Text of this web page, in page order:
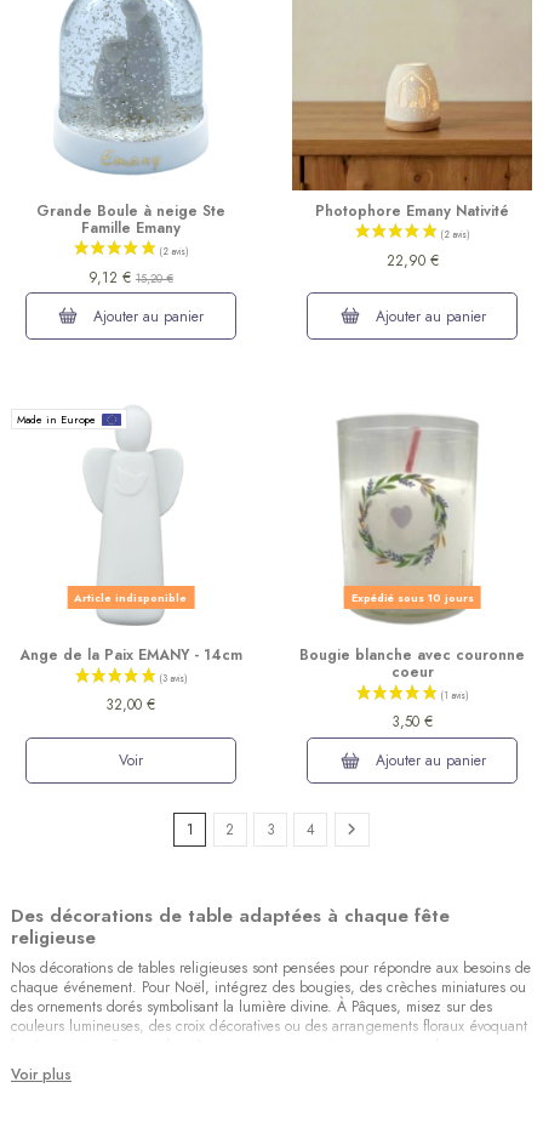
Grande Boule à neige Ste
Famille Emany
9,12 € 15,20 €
Ajouter au panier
Photophore Emany Nativité
22,90 €
Ajouter au panier
Made in Europe
Article indisponible
Ange de la Paix EMANY - 14cm
32,00 €
Voir
Expédié sous 10 jours
Bougie blanche avec couronne
coeur
3,50 €
Ajouter au panier
1 2 3 4
Des décorations de table adaptées à chaque fête
religieuse
Nos décorations de tables religieuses sont pensées pour répondre aux besoins de
chaque événement. Pour Noël, intégrez des bougies, des crèches miniatures ou
des ornements dorés symbolisant la lumière divine. À Pâques, misez sur des
couleurs lumineuses, des croix décoratives ou des arrangements floraux évoquant
élégants comme des napperons ornés de symboles chrétiens, des bougies votives
ou des figurines d’anges.
Voir plus